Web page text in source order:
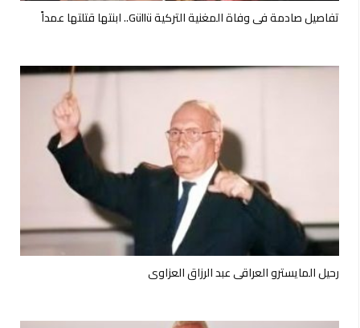
تفاصيل صادمة في وفاة المغنية التركية Güllü.. ابنتها قتلتها عمداً
رحيل المايسترو العراقي عبد الرزاق العزاوي